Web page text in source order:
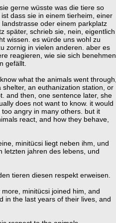
gerne wüsste was die tiere so
dass sie in einem tierheim, einer
oder einem parkplatz
später, schrieb sie, nein, eigentlich
wissen. es würde uns wohl zu
zornig in vielen anderen. aber es
reagieren, wie sie sich benehmen,
gefällt.
what the animals went through,
an euthanization station, or
and then, one sentence later, she
does not want to know. it would
angry in many others. but it
react, and how they behave,
minitücsi liegt neben ihm, und
letzten jahren des lebens, und
tieren diesen respekt erweisen.
minitücsi joined him, and
in the last years of their lives, and